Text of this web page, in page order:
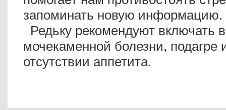
запоминать новую информацию.
Редьку рекомендуют включать
мочекаменной болезни, подагре
отсутствии аппетита.